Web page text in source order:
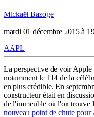
Mickaël Bazoge
mardi 01 décembre 2015 à
AAPL
La perspective de voir Apple
notamment le 114 de la
en plus crédible. En
constructeur était en
de l'immeuble où l'on trouve
nouveau point de chute pour